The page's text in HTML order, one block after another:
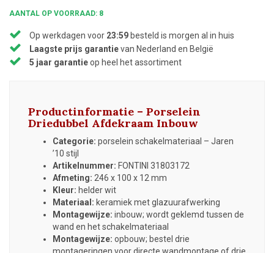
AANTAL OP VOORRAAD: 8
Op werkdagen voor 23:59 besteld is morgen al in huis
Laagste prijs garantievan Nederland en België
5 jaar garantieop heel het assortiment
Productinformatie – Porselein
Driedubbel Afdekraam Inbouw
Categorie: porselein schakelmateriaal – Jaren
’10 stijl
Artikelnummer: FONTINI 31803172
Afmeting: 246 x 100 x 12 mm
Kleur: helder wit
Materiaal: keramiek met glazuurafwerking
Montagewijze: inbouw; wordt geklemd tussen de
wand en het schakelmateriaal
Montagewijze: opbouw; bestel drie